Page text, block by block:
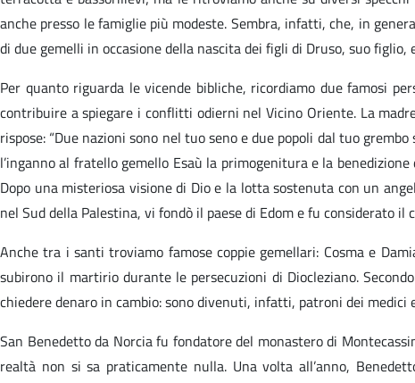
anche presso le famiglie più modeste. Sembra, infatti, che, in
di due gemelli in occasione della nascita dei figli di Druso, suo
Per quanto riguarda le vicende bibliche, ricordiamo due famosi
contribuire a spiegare i conflitti odierni nel Vicino Oriente. La
rispose: “Due nazioni sono nel tuo seno e due popoli dal tuo
l’inganno al fratello gemello Esaù la primogenitura e la
Dopo una misteriosa visione di Dio e la lotta sostenuta con un
nel Sud della Palestina, vi fondò il paese di Edom e fu considerato
Anche tra i santi troviamo famose coppie gemellari: Cosma e
subirono il martirio durante le persecuzioni di Diocleziano.
chiedere denaro in cambio: sono divenuti, infatti, patroni dei
San Benedetto da Norcia fu fondatore del monastero di
realtà non si sa praticamente nulla. Una volta all’anno,